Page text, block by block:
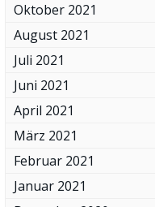
Oktober 2021
August 2021
Juli 2021
Juni 2021
April 2021
März 2021
Februar 2021
Januar 2021